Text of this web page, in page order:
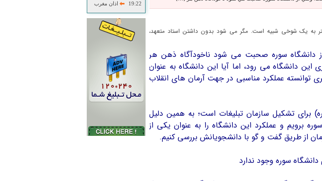
19:22
اذان مغرب
به یک شوخی شبیه است. مگر می شود بدون داشتن استاد متعهد،
دانشگاه سوره صحبت مي شود ناخودآگاه ذهن هر
دانشگاه مي رود، اما آيا اين دانشگاه به عنوان
توانسته عملكرد مناسبي در جهت آرمان هاي انقلاب
براي تشكيل سازمان تبليغات است؛ به همين دليل
برويم و عملكرد اين دانشگاه را به عنوان يكي از
از طريق گفت و گو با دانشجويانش بررسي كنيم.
سوره وجود ندارد